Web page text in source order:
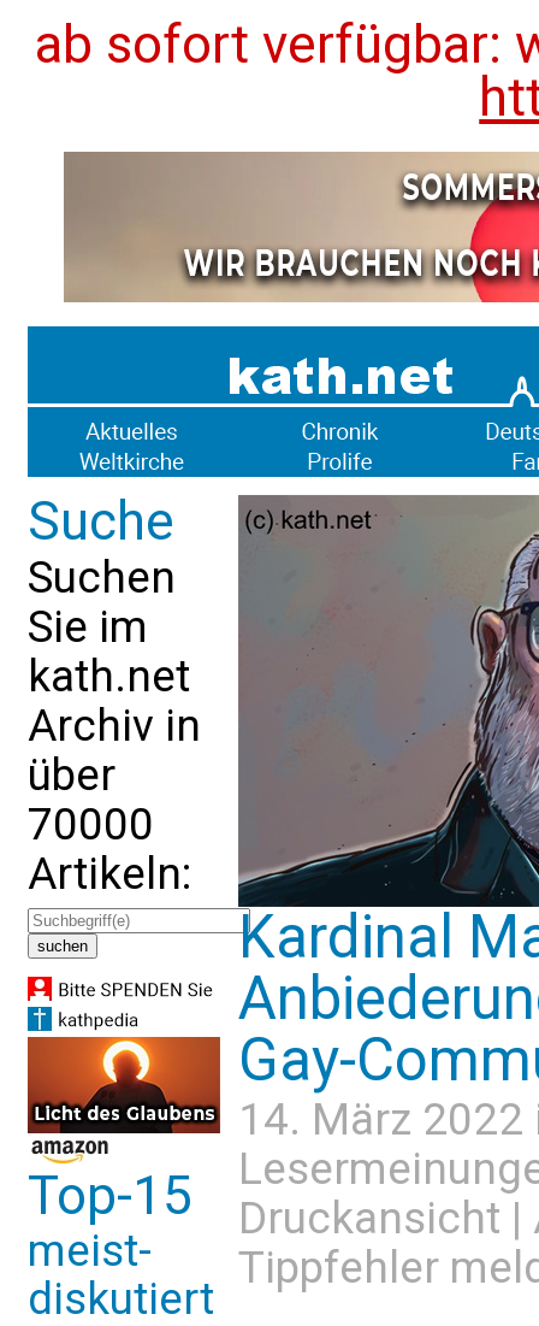
ab sofort verfügbar:
Suche
Suchen
Sie im
kath.net
Archiv in
über
70000
Artikeln:
Top-15
meist-
diskutiert
Kardinal
Gay-
14. März
Druckansicht |
Tippfehler